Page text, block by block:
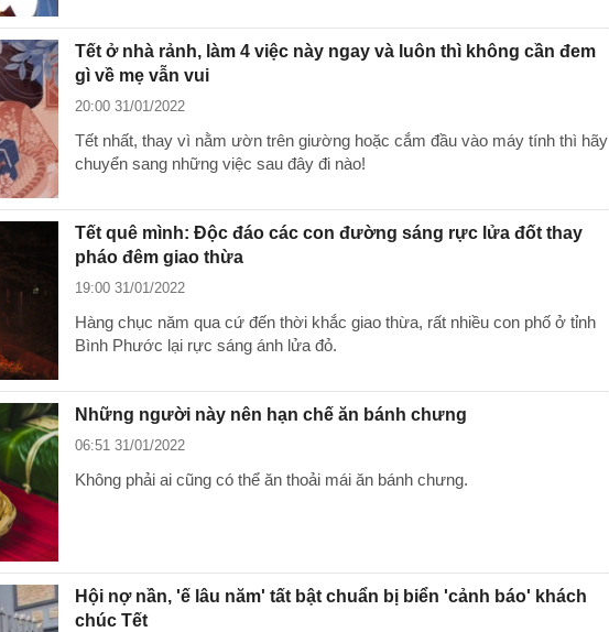
Tết ở nhà rảnh, làm 4 việc này ngay và luôn thì không cần đem
gì về mẹ vẫn vui
20:00 31/01/2022
Tết nhất, thay vì nằm ườn trên giường hoặc cắm đầu vào máy tính thì hãy
chuyển sang những việc sau đây đi nào!
Tết quê mình: Độc đáo các con đường sáng rực lửa đốt thay
pháo đêm giao thừa
19:00 31/01/2022
Hàng chục năm qua cứ đến thời khắc giao thừa, rất nhiều con phố ở tỉnh
Bình Phước lại rực sáng ánh lửa đỏ.
Những người này nên hạn chế ăn bánh chưng
06:51 31/01/2022
Không phải ai cũng có thể ăn thoải mái ăn bánh chưng.
Hội nợ nần, 'ế lâu năm' tất bật chuẩn bị biển 'cảnh báo' khách
chúc Tết